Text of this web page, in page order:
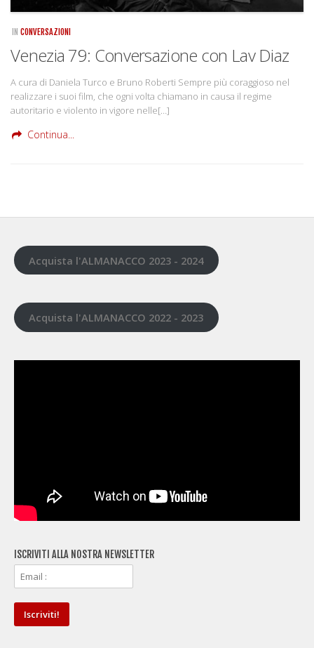
IN CONVERSAZIONI
Venezia 79: Conversazione con Lav Diaz
A cura di Daniela Turco e Bruno Roberti Sempre più coraggioso nel
realizzare i suoi film, che ogni volta chiamano in causa il regime
autoritario e violento in vigore nelle[…]
Continua...
Acquista l'ALMANACCO 2023 - 2024
Acquista l'ALMANACCO 2022 - 2023
ISCRIVITI ALLA NOSTRA NEWSLETTER